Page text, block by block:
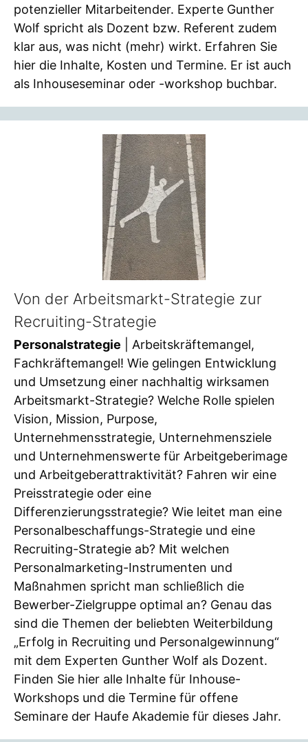
potenzieller Mitarbeitender. Experte Gunther
Wolf spricht als Dozent bzw. Referent zudem
klar aus, was nicht (mehr) wirkt. Erfahren Sie
hier die Inhalte, Kosten und Termine. Er ist auch
als Inhouseseminar oder -workshop buchbar.
Von der Arbeitsmarkt-Strategie zur
Recruiting-Strategie
Personalstrategie | Arbeitskräftemangel,
Fachkräftemangel! Wie gelingen Entwicklung
und Umsetzung einer nachhaltig wirksamen
Arbeitsmarkt-Strategie? Welche Rolle spielen
Vision, Mission, Purpose,
Unternehmensstrategie, Unternehmensziele
und Unternehmenswerte für Arbeitgeberimage
und Arbeitgeberattraktivität? Fahren wir eine
Preisstrategie oder eine
Differenzierungsstrategie? Wie leitet man eine
Personalbeschaffungs-Strategie und eine
Recruiting-Strategie ab? Mit welchen
Personalmarketing-Instrumenten und
Maßnahmen spricht man schließlich die
Bewerber-Zielgruppe optimal an? Genau das
sind die Themen der beliebten Weiterbildung
„Erfolg in Recruiting und Personalgewinnung“
mit dem Experten Gunther Wolf als Dozent.
Finden Sie hier alle Inhalte für Inhouse-
Workshops und die Termine für offene
Seminare der Haufe Akademie für dieses Jahr.